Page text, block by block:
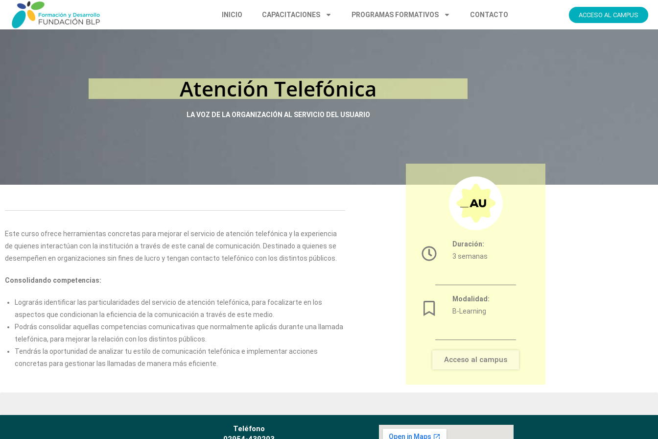
INICIO CAPACITACIONES PROGRAMAS FORMATIVOS CONTACTO ACCESO AL CAMPUS
Atención Telefónica
LA VOZ DE LA ORGANIZACIÓN AL SERVICIO DEL USUARIO
Este curso ofrece herramientas concretas para mejorar el servicio de atención telefónica y la experiencia
de quienes interactúan con la institución a través de este canal de comunicación. Destinado a quienes se
desempeñen en organizaciones sin fines de lucro y tengan contacto telefónico con los distintos públicos.
Consolidando competencias:
Lograrás identificar las particularidades del servicio de atención telefónica, para focalizarte en los
aspectos que condicionan la eficiencia de la comunicación a través de este medio.
Podrás consolidar aquellas competencias comunicativas que normalmente aplicás durante una llamada
telefónica, para mejorar la relación con los distintos públicos.
Tendrás la oportunidad de analizar tu estilo de comunicación telefónica e implementar acciones
concretas para gestionar las llamadas de manera más eficiente.
Duración:
3 semanas
Modalidad:
B-Learning
Acceso al campus
Teléfono